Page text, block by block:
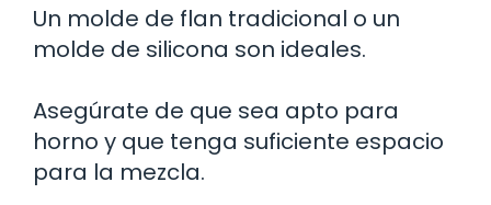
Un molde de flan tradicional o un
molde de silicona son ideales.
Asegúrate de que sea apto para
horno y que tenga suficiente espacio
para la mezcla.